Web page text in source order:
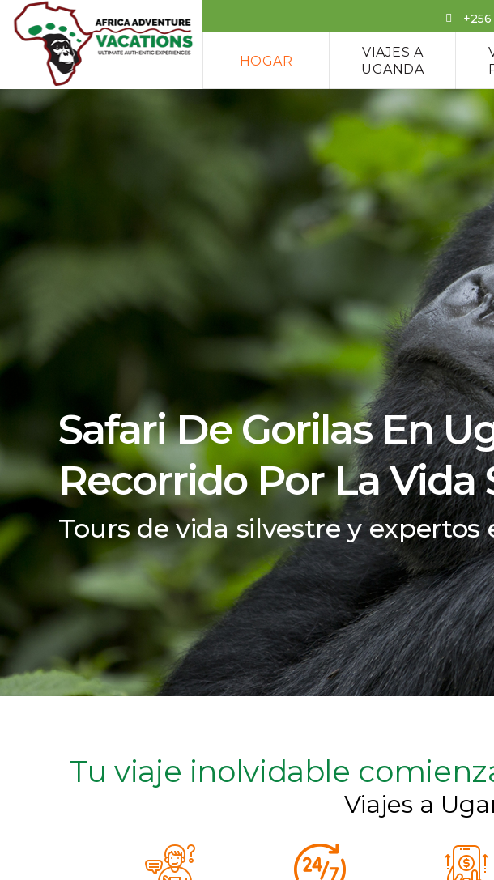
HOGAR
VIAJES A
UGANDA
Safari De Gorilas En
Recorrido Por La Vida
Tours de vida silvestre y expertos
Tu viaje inolvidable
Viajes a